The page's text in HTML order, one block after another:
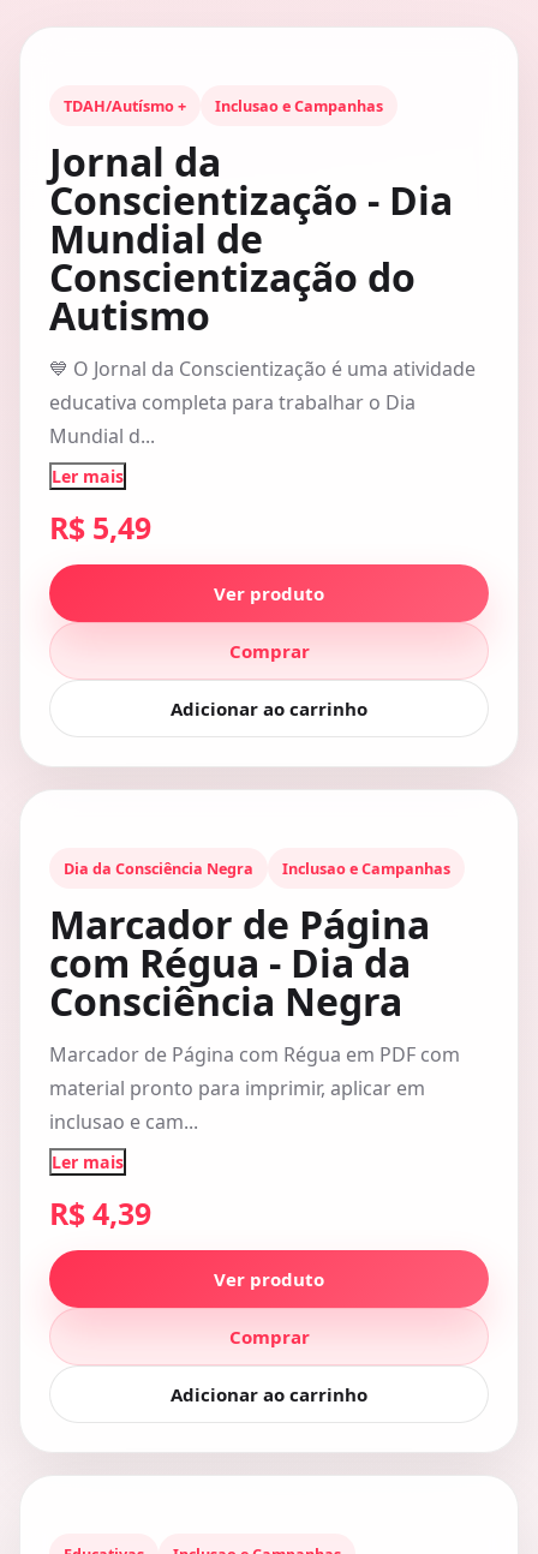
TDAH/Autísmo + Inclusao e Campanhas
Jornal da
Conscientização - Dia
Mundial de
Conscientização do
Autismo
💙 O Jornal da Conscientização é uma atividade
educativa completa para trabalhar o Dia
Mundial d...
Ler mais
R$ 5,49
Ver produto
Comprar
Adicionar ao carrinho
Dia da Consciência Negra Inclusao e Campanhas
Marcador de Página
com Régua - Dia da
Consciência Negra
Marcador de Página com Régua em PDF com
material pronto para imprimir, aplicar em
inclusao e cam...
Ler mais
R$ 4,39
Ver produto
Comprar
Adicionar ao carrinho